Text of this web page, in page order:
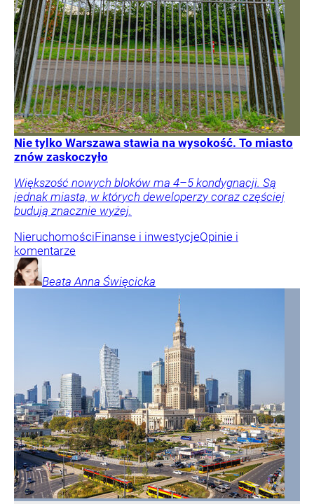
Nie tylko Warszawa stawia na wysokość. To miasto
znów zaskoczyło
Większość nowych bloków ma 4–5 kondygnacji. Są
jednak miasta, w których deweloperzy coraz częściej
budują znacznie wyżej.
NieruchomościFinanse i inwestycjeOpinie i
komentarze
Beata Anna Święcicka